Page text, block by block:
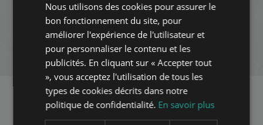
TÉLÉCHARGER LE FICHIER PDF
NOUVELLE RECHERCHE
HUNGARIAN
FRENCH
ITALIAN
RUSSIAN
Nous utilisons des cookies pour assurer le
bon fonctionnement du site, pour
améliorer l'expérience de l'utilisateur et
pour personnaliser le contenu et les
publicités. En cliquant sur « Accepter tout
», vous acceptez l'utilisation de tous les
types de cookies décrits dans notre
politique de confidentialité. En savoir plus